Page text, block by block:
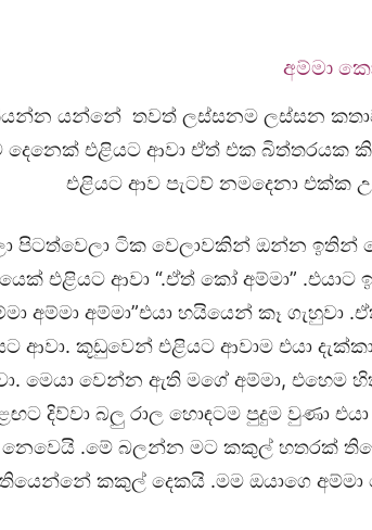
අම්මා
යන්නේ තවත් ලස්සනම ලස්සන
දෙනෙක් එළියට ආවා ඒත් එක බිත්තරයක
එළියට ආව පැටව් නමදෙනා එක්ක
පිටත්වෙලා ටික වෙලාවකින් ඔන්න
එළියට ආවා “.ඒත් කෝ අම්මා”
අම්මා අම්මා”එයා හයියෙන් කෑ
ආවා. කූඩුවෙන් එළියට ආවාම එයා
මෙයා වෙන්න ඇති මගේ අම්මා, එහෙම
දිව්වා බලු රාල හොඳටම පුදුම වුණා
නෙවෙයි .මේ බලන්න මට කකුල් හතරක්
තියෙන්නේ කකුල් දෙකයි .මම ඔයාගෙ අම්මා